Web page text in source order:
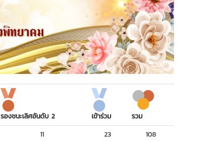
รองชนะเลิศอันดับ 2 เข้าร่วม
รวม
11 23
108